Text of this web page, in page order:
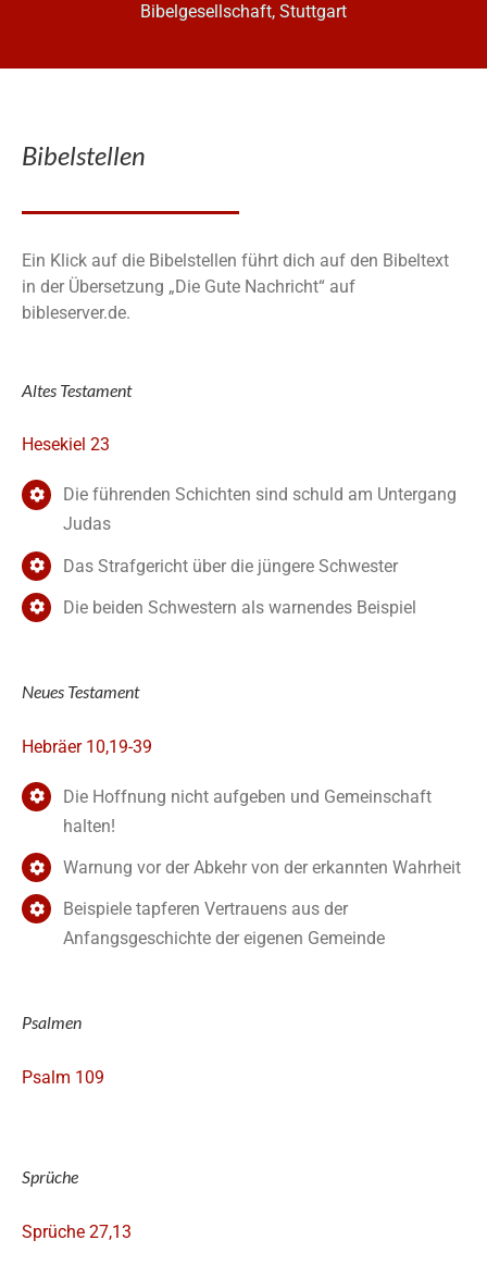
Bibelgesellschaft, Stuttgart
Bibelstellen
Ein Klick auf die Bibelstellen führt dich auf den Bibeltext
in der Übersetzung „Die Gute Nachricht“ auf
bibleserver.de.
Altes Testament
Hesekiel 23
Die führenden Schichten sind schuld am Untergang
Judas
Das Strafgericht über die jüngere Schwester
Die beiden Schwestern als warnendes Beispiel
Neues Testament
Hebräer 10,19-39
Die Hoffnung nicht aufgeben und Gemeinschaft
halten!
Warnung vor der Abkehr von der erkannten Wahrheit
Beispiele tapferen Vertrauens aus der
Anfangsgeschichte der eigenen Gemeinde
Psalmen
Psalm 109
Sprüche
Sprüche 27,13